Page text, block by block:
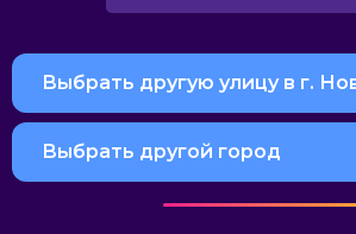
Выбрать другую улицу в г.
Выбрать другой город